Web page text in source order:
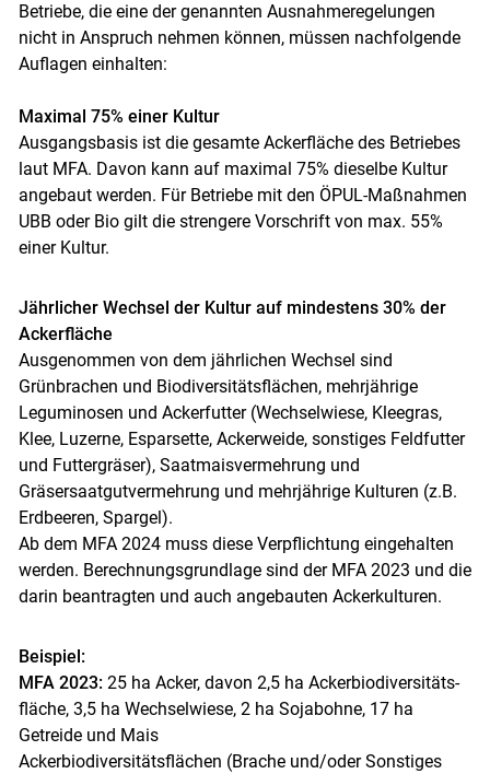
Skip to main content
Betriebe, die eine der genannten Ausnahmeregelungen
nicht in Anspruch nehmen können, müssen nachfolgende
Auflagen einhalten:
Maximal 75% einer Kultur
Ausgangsbasis ist die gesamte Ackerfläche des Betriebes
laut MFA. Davon kann auf maximal 75% dieselbe Kultur
angebaut werden. Für Betriebe mit den ÖPUL-Maßnahmen
UBB oder Bio gilt die strengere Vorschrift von max. 55%
einer Kultur.
Jährlicher Wechsel der Kultur auf mindestens 30% der
Ackerfläche
Ausgenommen von dem jährlichen Wechsel sind
Grünbrachen und Biodiversitätsflächen, mehrjährige
Leguminosen und Ackerfutter (Wechselwiese, Kleegras,
Klee, Luzerne, Esparsette, Ackerweide, sonstiges Feldfutter
und Futtergräser), Saatmaisvermehrung und
Gräsersaatgutvermehrung und mehrjährige Kulturen (z.B.
Erdbeeren, Spargel).
Ab dem MFA 2024 muss diese Verpflichtung eingehalten
werden. Berechnungsgrundlage sind der MFA 2023 und die
darin beantragten und auch angebauten Ackerkulturen.
Beispiel:
MFA 2023:25 ha Acker, davon 2,5 ha Ackerbiodiversitäts­
fläche, 3,5 ha Wechselwiese, 2 ha Sojabohne, 17 ha
Getreide und Mais
Ackerbiodiversitätsflächen (Brache und/​oder Sonstiges